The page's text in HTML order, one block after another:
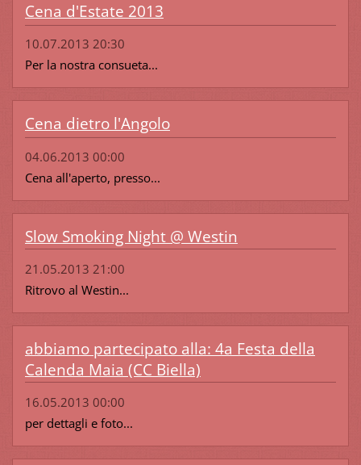
Cena d'Estate 2013
10.07.2013 20:30
Per la nostra consueta...
Cena dietro l'Angolo
04.06.2013 00:00
Cena all'aperto, presso...
Slow Smoking Night @ Westin
21.05.2013 21:00
Ritrovo al Westin...
abbiamo partecipato alla: 4a Festa della
Calenda Maia (CC Biella)
16.05.2013 00:00
per dettagli e foto...